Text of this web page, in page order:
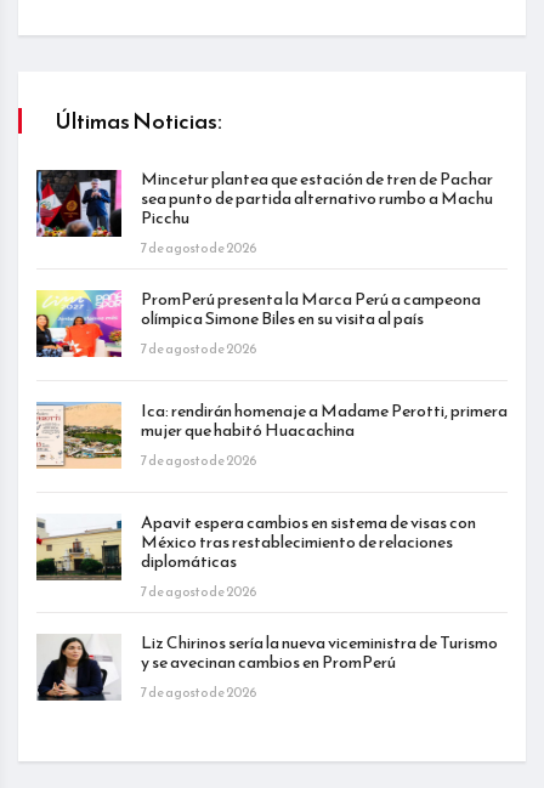
Últimas Noticias:
Mincetur plantea que estación de tren de Pachar
sea punto de partida alternativo rumbo a Machu
Picchu
7 de agosto de 2026
PromPerú presenta la Marca Perú a campeona
olímpica Simone Biles en su visita al país
7 de agosto de 2026
Ica: rendirán homenaje a Madame Perotti, primera
mujer que habitó Huacachina
7 de agosto de 2026
Apavit espera cambios en sistema de visas con
México tras restablecimiento de relaciones
diplomáticas
7 de agosto de 2026
Liz Chirinos sería la nueva viceministra de Turismo
y se avecinan cambios en PromPerú
7 de agosto de 2026